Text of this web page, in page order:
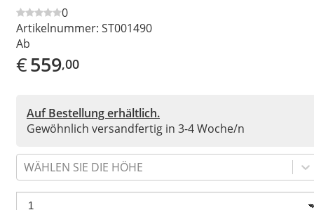
0
Artikelnummer: ST001490
Ab
€559,00
Auf Bestellung erhältlich.
Gewöhnlich versandfertig in 3-4 Woche/n
WÄHLEN SIE DIE HÖHE